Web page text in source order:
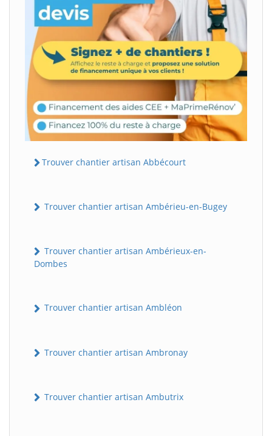
Trouver chantier artisan Abbécourt
Trouver chantier artisan Ambérieu-en-Bugey
Trouver chantier artisan Ambérieux-en-
Dombes
Trouver chantier artisan Ambléon
Trouver chantier artisan Ambronay
Trouver chantier artisan Ambutrix